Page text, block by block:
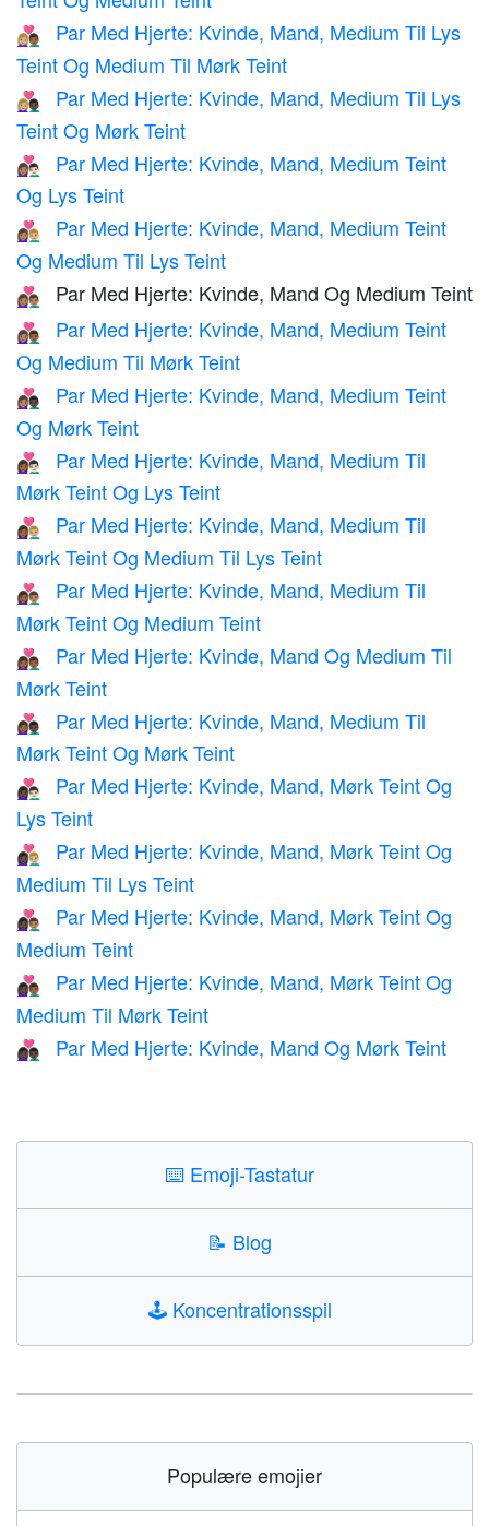
👩🏼‍❤️‍👨🏾
Par Med Hjerte: Kvinde, Mand, Medium Til Lys
Teint Og Medium Til Mørk Teint
👩🏼‍❤️‍👨🏿
Par Med Hjerte: Kvinde, Mand, Medium Til Lys
Teint Og Mørk Teint
👩🏽‍❤️‍👨🏻
Par Med Hjerte: Kvinde, Mand, Medium Teint
Og Lys Teint
👩🏽‍❤️‍👨🏼
Par Med Hjerte: Kvinde, Mand, Medium Teint
Og Medium Til Lys Teint
👩🏽‍❤️‍👨🏽 Par Med Hjerte: Kvinde, Mand Og Medium Teint
👩🏽‍❤️‍👨🏾
Par Med Hjerte: Kvinde, Mand, Medium Teint
Og Medium Til Mørk Teint
👩🏽‍❤️‍👨🏿
Par Med Hjerte: Kvinde, Mand, Medium Teint
Og Mørk Teint
👩🏾‍❤️‍👨🏻
Par Med Hjerte: Kvinde, Mand, Medium Til
Mørk Teint Og Lys Teint
👩🏾‍❤️‍👨🏼
Par Med Hjerte: Kvinde, Mand, Medium Til
Mørk Teint Og Medium Til Lys Teint
👩🏾‍❤️‍👨🏽
Par Med Hjerte: Kvinde, Mand, Medium Til
Mørk Teint Og Medium Teint
👩🏾‍❤️‍👨🏾
Par Med Hjerte: Kvinde, Mand Og Medium Til
Mørk Teint
👩🏾‍❤️‍👨🏿
Par Med Hjerte: Kvinde, Mand, Medium Til
Mørk Teint Og Mørk Teint
👩🏿‍❤️‍👨🏻
Par Med Hjerte: Kvinde, Mand, Mørk Teint Og
Lys Teint
👩🏿‍❤️‍👨🏼
Par Med Hjerte: Kvinde, Mand, Mørk Teint Og
Medium Til Lys Teint
👩🏿‍❤️‍👨🏽
Par Med Hjerte: Kvinde, Mand, Mørk Teint Og
Medium Teint
👩🏿‍❤️‍👨🏾
Par Med Hjerte: Kvinde, Mand, Mørk Teint Og
Medium Til Mørk Teint
👩🏿‍❤️‍👨🏿 Par Med Hjerte: Kvinde, Mand Og Mørk Teint
⌨️ Emoji-Tastatur
📝 Blog
🕹️ Koncentrationsspil
Populære emojier